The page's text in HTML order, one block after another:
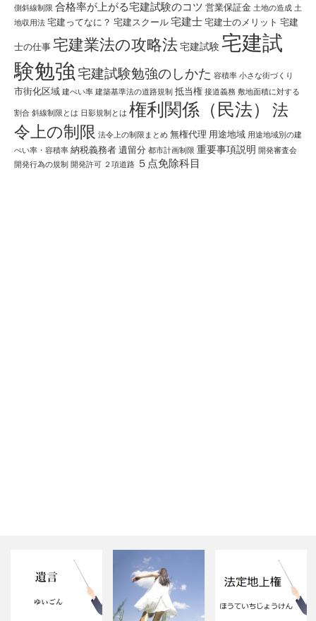
側斜線制限 合格率が上がる宅建試験のコツ 営業保証金 土地の造成 土
地収用法 宅建ってなに？ 宅建スクール 宅建士 宅建士のメリット 宅建
士の仕事 宅建業法の攻略法宅建試験 宅建試
験勉強宅建試験勉強のしかた 容積率 小さな街づくり
市街化区域 建ぺい率 建築基準法の道路規制 抵当権 接道義務 敷地面積に対する
割合 斜線制限とは 日影規制とは 権利関係（民法）
法
令上の制限 法令上の制限まとめ 無権代理 用途地域 用途地域別の建
ぺい率・容積率 納税義務者 遺留分 都市計画制限 重要事項説明 開発審査会
開発行為の規制 開発許可 ２項道路 ５点免除科目